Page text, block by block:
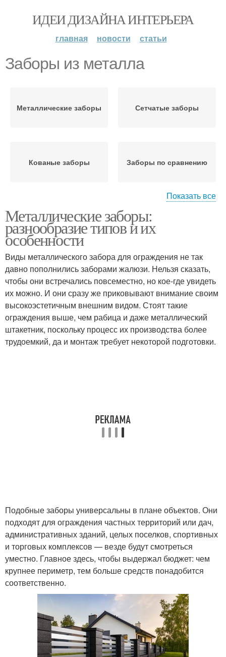
ИДЕИ ДИЗАЙНА ИНТЕРЬЕРА
главная новости статьи
Заборы из металла
Металлические заборы Сетчатые заборы
Кованые заборы Заборы по сравнению
Сварные заборы Металлический забор
Заборы в зависимости Забор из профиля
Красивые заборы Железные заборы
Показать все
Металлические заборы:
разнообразие типов и их
особенности
Виды металлического забора для ограждения не так
давно пополнились заборами жалюзи. Нельзя сказать,
чтобы они встречались повсеместно, но кое-где увидеть
их можно. И они сразу же приковывают внимание своим
высокоэстетичным внешним видом. Стоят такие
ограждения выше, чем рабица и даже металлический
штакетник, поскольку процесс их производства более
трудоемкий, да и монтаж требует некоторой подготовки.
Подобные заборы универсальны в плане объектов. Они
подходят для ограждения частных территорий или дач,
административных зданий, целых поселков, спортивных
и торговых комплексов — везде будут смотреться
уместно. Главное здесь, чтобы выдержал бюджет: чем
крупнее периметр, тем больше средств понадобится
соответственно.